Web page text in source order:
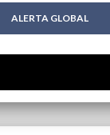
ALERTA GLOBAL
🔥